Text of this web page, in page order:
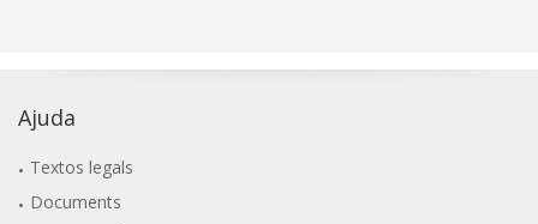
Ajuda
Textos legals
Documents